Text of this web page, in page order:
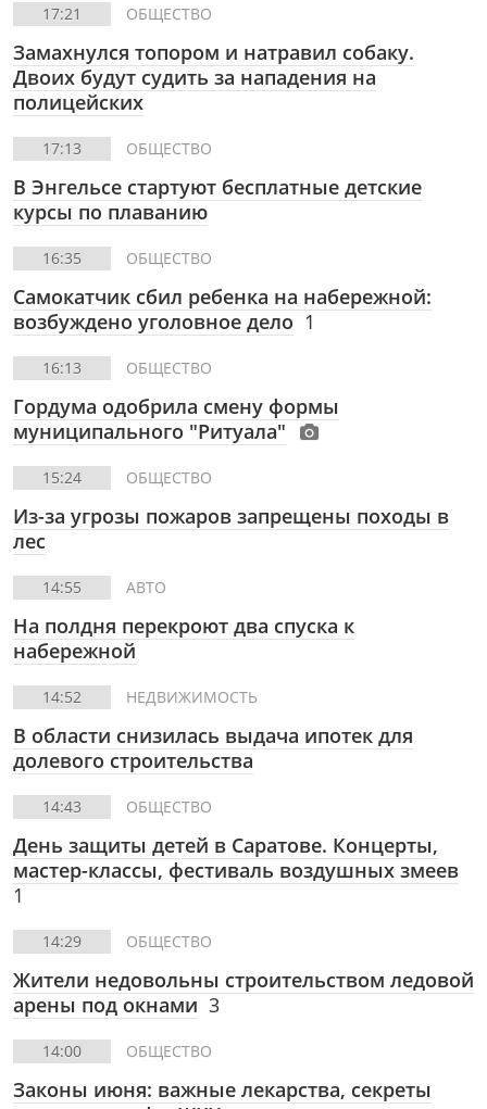
17:21 ОБЩЕСТВО
Замахнулся топором и натравил собаку.
Двоих будут судить за нападения на
полицейских
17:13 ОБЩЕСТВО
В Энгельсе стартуют бесплатные детские
курсы по плаванию
16:35 ОБЩЕСТВО
Самокатчик сбил ребенка на набережной:
возбуждено уголовное дело 1
16:13 ОБЩЕСТВО
Гордума одобрила смену формы
муниципального "Ритуала"
15:24 ОБЩЕСТВО
Из-за угрозы пожаров запрещены походы в
лес
14:55 АВТО
На полдня перекроют два спуска к
набережной
14:52 НЕДВИЖИМОСТЬ
В области снизилась выдача ипотек для
долевого строительства
14:43 ОБЩЕСТВО
День защиты детей в Саратове. Концерты,
мастер-классы, фестиваль воздушных змеев
1
14:29 ОБЩЕСТВО
Жители недовольны строительством ледовой
арены под окнами 3
14:00 ОБЩЕСТВО
Законы июня: важные лекарства, секреты